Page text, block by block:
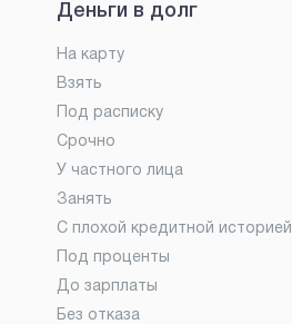
Деньги в долг
На карту
Взять
Под расписку
Срочно
У частного лица
Занять
С плохой кредитной историей
Под проценты
До зарплаты
Без отказа